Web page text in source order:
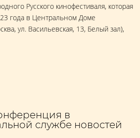
Русского кинофестиваля, которая
года в Центральном Доме
ул. Васильевская, 13, Белый зал),
в
службе новостей